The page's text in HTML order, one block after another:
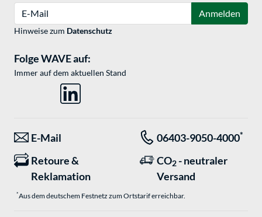
Anmelden
Hinweise zum Datenschutz
Folge WAVE auf:
Immer auf dem aktuellen Stand
E-Mail 06403-9050-4000*
Retoure &
Reklamation
CO2 - neutraler
Versand
*Aus dem deutschem Festnetz zum Ortstarif erreichbar.